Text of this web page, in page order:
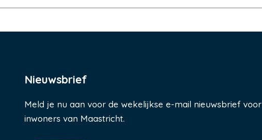
Nieuwsbrief
Meld je nu aan voor de wekelijkse e-mail nieuwsbrief voor
inwoners van Maastricht.